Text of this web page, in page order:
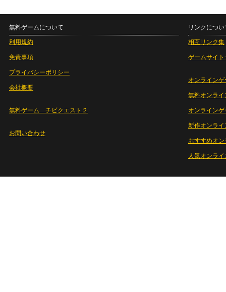
無料ゲームについて
利用規約
免責事項
プライバシーポリシー
会社概要
無料ゲーム チビクエスト２
お問い合わせ
リンクについ
相互リンク集
ゲームサイト
オンラインゲ
無料オンライ
オンライン
新作オンライ
おすすめオ
人気オンラ